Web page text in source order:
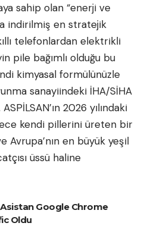
sahip olan “enerji ve
indirilmiş en stratejik
telefonlardan elektrikli
pile bağımlı olduğu bu
kimyasal formülünüzle
sanayiindeki İHA/SİHA
2026 yılındaki
kendi pillerini üreten bir
Avrupa’nın en büyük yeşil
üssü haline
Asistan Google Chrome
Oldu